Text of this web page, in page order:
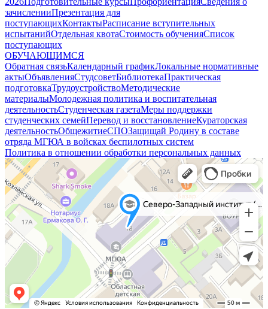
зачисленииПрезентация для
поступающихКонтактыРасписание вступительных
испытанийОтдельная квотаСтоимость обученияCписок
поступающих
ОБУЧАЮЩИМСЯ
Обратная связьКалендарный графикЛокальные нормативные
актыОбъявленияСтудсоветБиблиотекаПрактическая
подготовкаТрудоустройствоМетодические
материалыМолодежная политика и воспитательная
деятельностьСтуденческая газетаМеры поддержки
студенческих семейПеревод и восстановлениеКураторская
деятельностьОбщежитиеСПОЗащищай Родину в составе
отряда МГЮА в войсках беспилотных систем
Политика в отношении обработки персональных данных